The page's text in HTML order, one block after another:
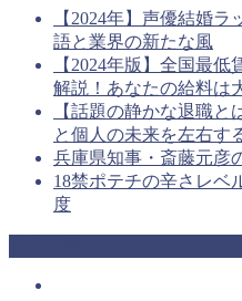
【2024年】声優結婚
語と業界の新たな風
【2024年版】全国最
解説！あなたの給料は
【話題の静かな退職
と個人の未来を左右す
兵庫県知事・斎藤元彦
18禁ポテチの辛さレベ
度